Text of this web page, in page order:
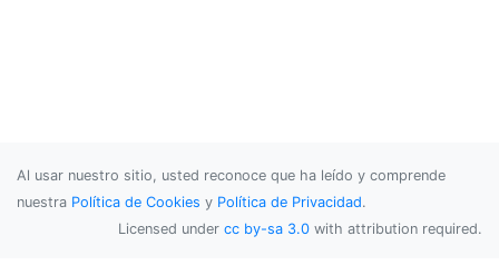
Al usar nuestro sitio, usted reconoce que ha leído y comprende
nuestra Política de Cookies y Política de Privacidad.
Licensed under cc by-sa 3.0 with attribution required.